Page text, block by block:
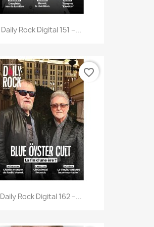
Daily Rock Digital 151 –...
Daily Rock Digital 162 –...
favorite_border